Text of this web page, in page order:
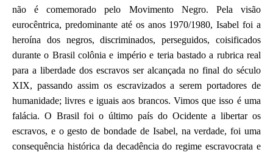
não é comemorado pelo Movimento Negro. Pela visão
eurocêntrica, predominante até os anos 1970/1980, Isabel foi a
heroína dos negros, discriminados, perseguidos, coisificados
durante o Brasil colônia e império e teria bastado a rubrica real
para a liberdade dos escravos ser alcançada no final do século
XIX, passando assim os escravizados a serem portadores de
humanidade; livres e iguais aos brancos. Vimos que isso é uma
falácia. O Brasil foi o último país do Ocidente a libertar os
escravos, e o gesto de bondade de Isabel, na verdade, foi uma
consequência histórica da decadência do regime escravocrata e